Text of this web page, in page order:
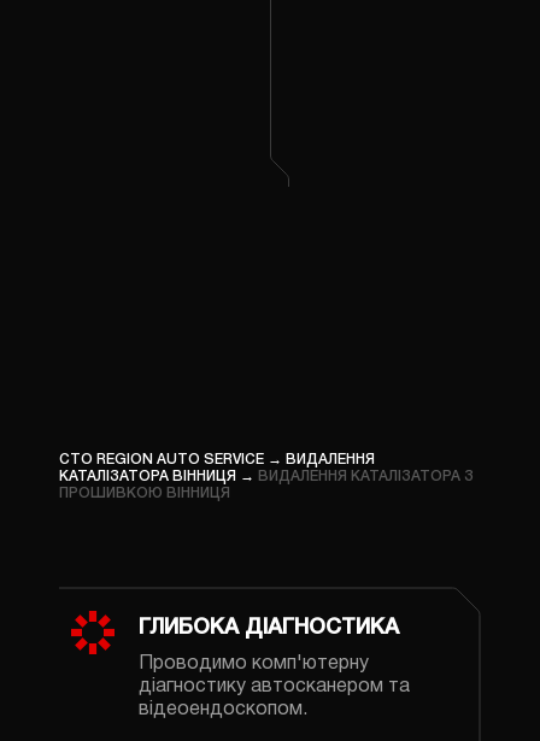
СТО REGION AUTO SERVICE →
ВИДАЛЕННЯ
КАТАЛІЗАТОРА ВІННИЦЯ
→
ВИДАЛЕННЯ КАТАЛІЗАТОРА З
ПРОШИВКОЮ ВІННИЦЯ
ГЛИБОКА ДІАГНОСТИКА
Проводимо комп'ютерну
діагностику автосканером та
відеоендоскопом.